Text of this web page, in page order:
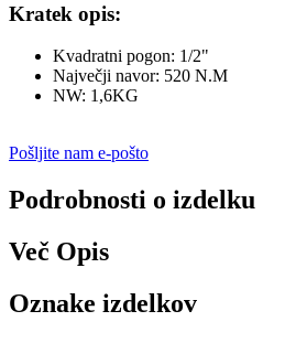
Kratek opis:
Kvadratni pogon: 1/2"
Največji navor: 520 N.M
NW: 1,6KG
Pošljite nam e-pošto
Podrobnosti o izdelku
Več Opis
Oznake izdelkov